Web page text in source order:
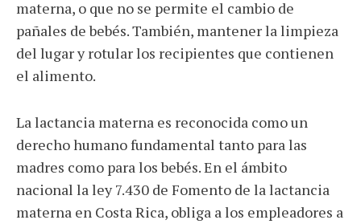
materna, o que no se permite el cambio de
pañales de bebés. También, mantener la limpieza
del lugar y rotular los recipientes que contienen
el alimento.
La lactancia materna es reconocida como un
derecho humano fundamental tanto para las
madres como para los bebés. En el ámbito
nacional la ley 7.430 de Fomento de la lactancia
materna en Costa Rica, obliga a los empleadores a